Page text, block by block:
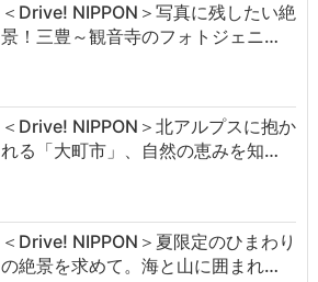
＜Drive! NIPPON＞写真に残したい絶
景！三豊～観音寺のフォトジェニ…
＜Drive! NIPPON＞北アルプスに抱か
れる「大町市」、自然の恵みを知…
＜Drive! NIPPON＞夏限定のひまわり
の絶景を求めて。海と山に囲まれ…